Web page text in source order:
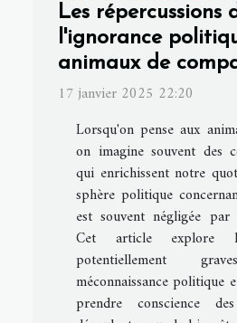
Les répercussions
l'ignorance
animaux de
17 janvier 2025 22:20
Lorsqu'on pense aux
on imagine souvent des
qui enrichissent notre
sphère politique
est souvent négligée
Cet article explore
potentiellement
méconnaissance politique
prendre conscience